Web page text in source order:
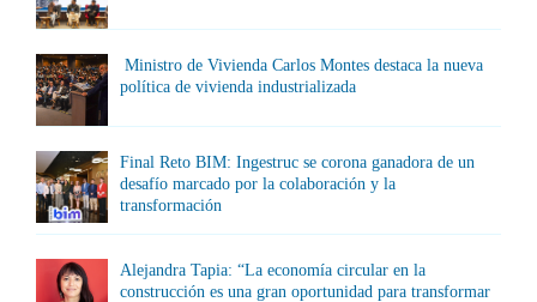
Ministro de Vivienda Carlos Montes destaca la nueva
política de vivienda industrializada
Final Reto BIM: Ingestruc se corona ganadora de un
desafío marcado por la colaboración y la
transformación
Alejandra Tapia: “La economía circular en la
construcción es una gran oportunidad para transformar